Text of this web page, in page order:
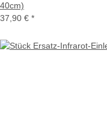
40cm)
37,90 € *